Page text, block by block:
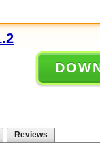
Reviews